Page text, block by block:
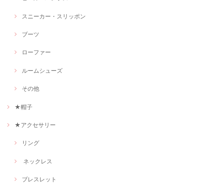
スニーカー・スリッポン
ブーツ
ローファー
ルームシューズ
その他
★帽子
★アクセサリー
リング
ネックレス
ブレスレット